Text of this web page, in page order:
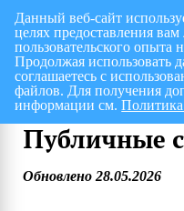
Перспективный план работ
Публичные
Обновлено 28.05.2026
Данный веб-сайт
целях предоставления
пользовательского опыта
Продолжая использовать
соглашаетесь с
файлов. Для получения
информации см.